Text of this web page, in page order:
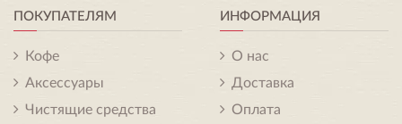
ПОКУПАТЕЛЯМ
Кофе
Аксессуары
Чистящие средства
ИНФОРМАЦИЯ
О нас
Доставка
Оплата